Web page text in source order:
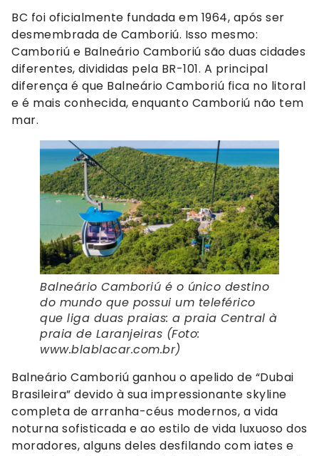
BC foi oficialmente fundada em 1964, após ser
desmembrada de Camboriú. Isso mesmo:
Camboriú e Balneário Camboriú são duas cidades
diferentes, divididas pela BR-101. A principal
diferença é que Balneário Camboriú fica no litoral
e é mais conhecida, enquanto Camboriú não tem
mar.
Balneário Camboriú é o único destino
do mundo que possui um teleférico
que liga duas praias: a praia Central à
praia de Laranjeiras (Foto:
www.blablacar.com.br)
Balneário Camboriú ganhou o apelido de “Dubai
Brasileira” devido à sua impressionante skyline
completa de arranha-céus modernos, a vida
noturna sofisticada e ao estilo de vida luxuoso dos
moradores, alguns deles desfilando com iates e